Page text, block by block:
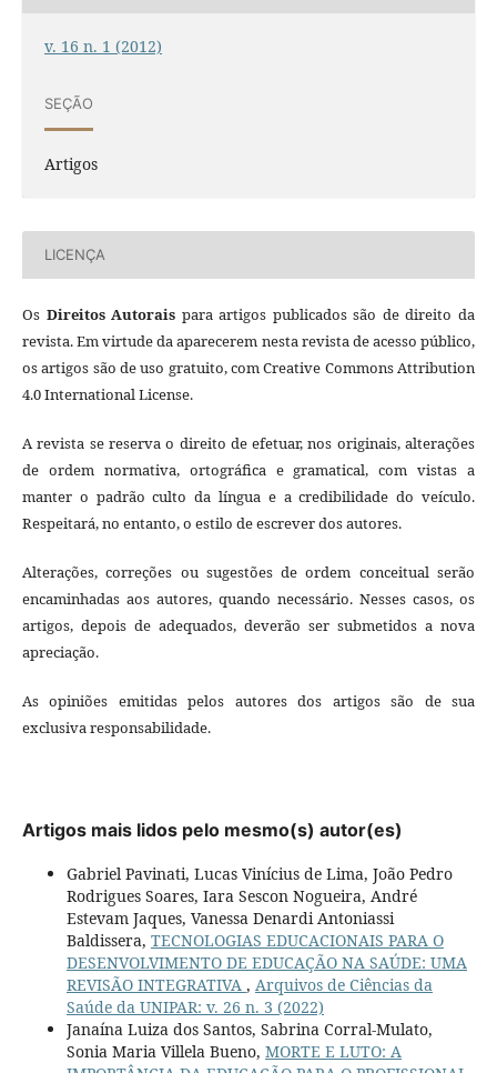
v. 16 n. 1 (2012)
SEÇÃO
Artigos
LICENÇA
Os Direitos Autorais para artigos publicados são de direito da
revista. Em virtude da aparecerem nesta revista de acesso público,
os artigos são de uso gratuito, com Creative Commons Attribution
4.0 International License.
A revista se reserva o direito de efetuar, nos originais, alterações
de ordem normativa, ortográfica e gramatical, com vistas a
manter o padrão culto da língua e a credibilidade do veículo.
Respeitará, no entanto, o estilo de escrever dos autores.
Alterações, correções ou sugestões de ordem conceitual serão
encaminhadas aos autores, quando necessário. Nesses casos, os
artigos, depois de adequados, deverão ser submetidos a nova
apreciação.
As opiniões emitidas pelos autores dos artigos são de sua
exclusiva responsabilidade.
Artigos mais lidos pelo mesmo(s) autor(es)
Gabriel Pavinati, Lucas Vinícius de Lima, João Pedro
Rodrigues Soares, Iara Sescon Nogueira, André
Estevam Jaques, Vanessa Denardi Antoniassi
Baldissera, TECNOLOGIAS EDUCACIONAIS PARA O
DESENVOLVIMENTO DE EDUCAÇÃO NA SAÚDE: UMA
REVISÃO INTEGRATIVA , Arquivos de Ciências da
Saúde da UNIPAR: v. 26 n. 3 (2022)
Janaína Luiza dos Santos, Sabrina Corral-Mulato,
Sonia Maria Villela Bueno, MORTE E LUTO: A